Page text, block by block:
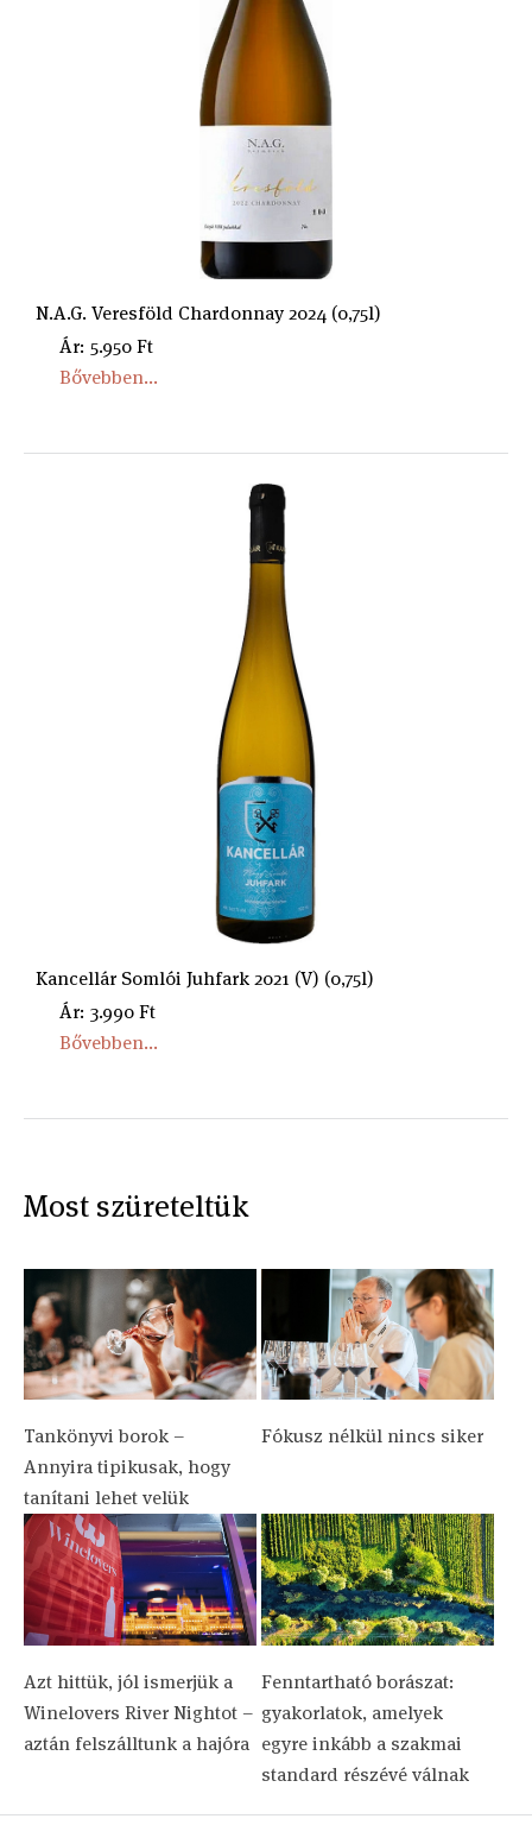
N.A.G. Veresföld Chardonnay 2024 (0,75l)
Ár: 5.950 Ft
Bővebben...
Kancellár Somlói Juhfark 2021 (V) (0,75l)
Ár: 3.990 Ft
Bővebben...
Most szüreteltük
Tankönyvi borok –
Annyira tipikusak, hogy
tanítani lehet velük
Fókusz nélkül nincs siker
Azt hittük, jól ismerjük a
Winelovers River Nightot –
aztán felszálltunk a hajóra
Fenntartható borászat:
gyakorlatok, amelyek
egyre inkább a szakmai
standard részévé válnak